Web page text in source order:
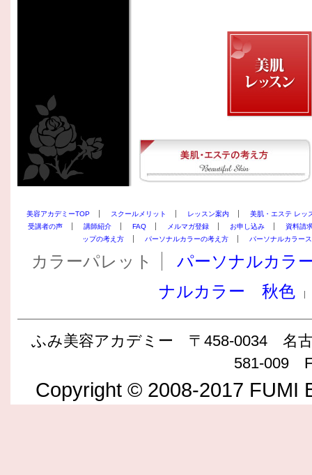
美容アカデミーTOP スクールメリット レッスン案内
美肌・エステ レッ
受講者の声
講師紹介 FAQ メルマガ登録 お申し込み
資料請
ップの考え方
パーソナルカラーの考え方 パーソナルカラー
カラーパレット
パーソナルカラ
ナルカラー 秋色
ふみ美容アカデミー 〒458-0034 名
581-009
Copyright © 2008-2017 FUMI